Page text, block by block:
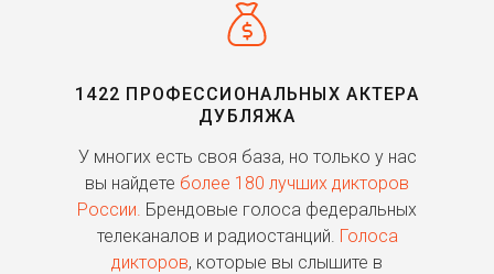
1422 ПРОФЕССИОНАЛЬНЫХ АКТЕРА
ДУБЛЯЖА
У многих есть своя база, но только у нас
вы найдете более 180 лучших дикторов
России. Брендовые голоса федеральных
телеканалов и радиостанций. Голоса
дикторов, которые вы слышите в